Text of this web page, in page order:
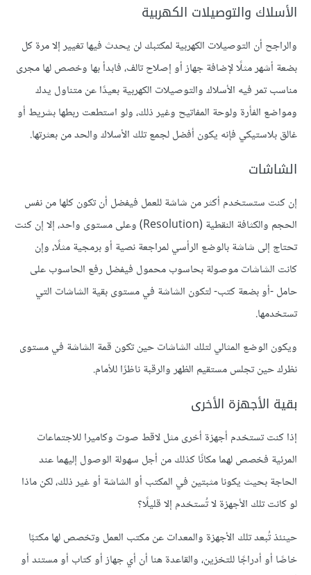
الأسلاك والتوصيلات الكهربية
والراجح أن التوصيلات الكهربية لمكتبك لن يحدث فيها تغيير إلا مرة كل
بضعة أشهر مثلًا لإضافة جهاز أو إصلاح تالف، فابدأ بها وخصص لها مجرى
مناسب تمر فيه الأسلاك والتوصيلات الكهربية بعيدًا عن متناول يدك
ومواضع الفأرة ولوحة المفاتيح وغير ذلك، ولو استطعت ربطها بشريط أو
غالق بلاستيكي فإنه يكون أفضل لجمع تلك الأسلاك والحد من بعثرتها.
الشاشات
إن كنت ستستخدم أكثر من شاشة للعمل فيفضل أن تكون كلها من نفس
الحجم والكثافة النقطية (Resolution) وعلى مستوى واحد، إلا إن كنت
تحتاج إلى شاشة بالوضع الرأسي لمراجعة نصية أو برمجية مثلًا، وإن
كانت الشاشات موصولة بحاسوب محمول فيفضل رفع الحاسوب على
حامل -أو بضعة كتب- لتكون الشاشة في مستوى بقية الشاشات التي
تستخدمها.
ويكون الوضع المثالي لتلك الشاشات حين تكون قمة الشاشة في مستوى
نظرك حين تجلس مستقيم الظهر والرقبة ناظرًا للأمام.
بقية الأجهزة الأخرى
إذا كنت تستخدم أجهزة أخرى مثل لاقط صوت وكاميرا للاجتماعات
المرئية فخصص لهما مكانًا كذلك من أجل سهولة الوصول إليهما عند
الحاجة بحيث يكونا مثبتين في المكتب أو الشاشة أو غير ذلك، لكن ماذا
لو كانت تلك الأجهزة لا تُستخدم إلا قليلًا؟
حينئذ تُبعد تلك الأجهزة والمعدات عن مكتب العمل وتخصص لها مكتبًا
خاصًا أو أدراجًا للتخزين، والقاعدة هنا أن أي جهاز أو كتاب أو مستند أو